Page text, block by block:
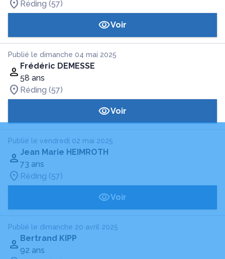
Réding (57)
Voir
Publié le dimanche 04 mai 2025
Frédéric DEMESSE
58 ans
Réding (57)
Voir
Publié le vendredi 02 mai 2025
Jean Marie HEIMROTH
73 ans
Réding (57)
Voir
Publié le dimanche 20 avril 2025
Bertrand KIPP
92 ans